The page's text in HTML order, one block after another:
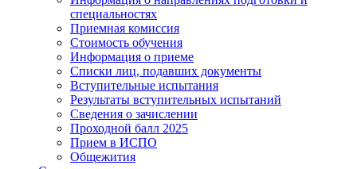
специальностях
Приемная комиссия
Стоимость обучения
Информация о приеме
Списки лиц, подавших документы
Вступительные испытания
Результаты вступительных испытаний
Сведения о зачислении
Проходной балл 2025
Прием в ИСПО
Общежития